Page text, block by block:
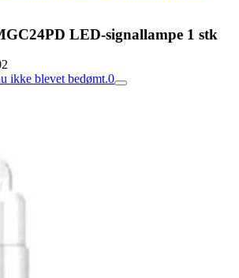
LED-signallampe 1 stk
ikke blevet bedømt.0